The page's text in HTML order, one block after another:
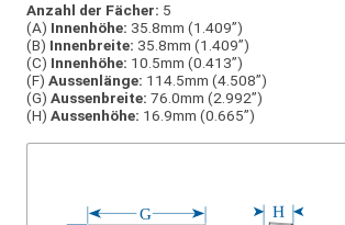
Anzahl der Fächer: 5
(A) Innen­höhe: 35.8mm (1.409”)
(B) Innen­breite: 35.8mm (1.409”)
(C) Innen­höhe: 10.5mm (0.413”)
(F) Aussen­länge: 114.5mm (4.508”)
(G) Aussen­breite: 76.0mm (2.992”)
(H) Aussen­höhe: 16.9mm (0.665”)